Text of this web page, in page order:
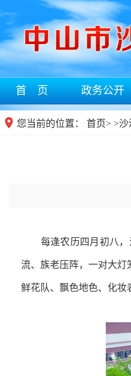
首 页 政务公开
您当前的位置： 首页> >沙
每逢农历四月初八，沙
流、族老压阵，一对大
鲜花队、飘色地色、化妆